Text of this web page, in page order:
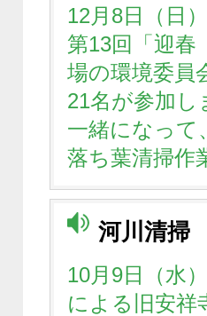
12月8日（日
第13回「迎
場の環境委員
21名が参加し
一緒になって
落ち葉清掃
河川清掃
10月9日（水
による旧安祥